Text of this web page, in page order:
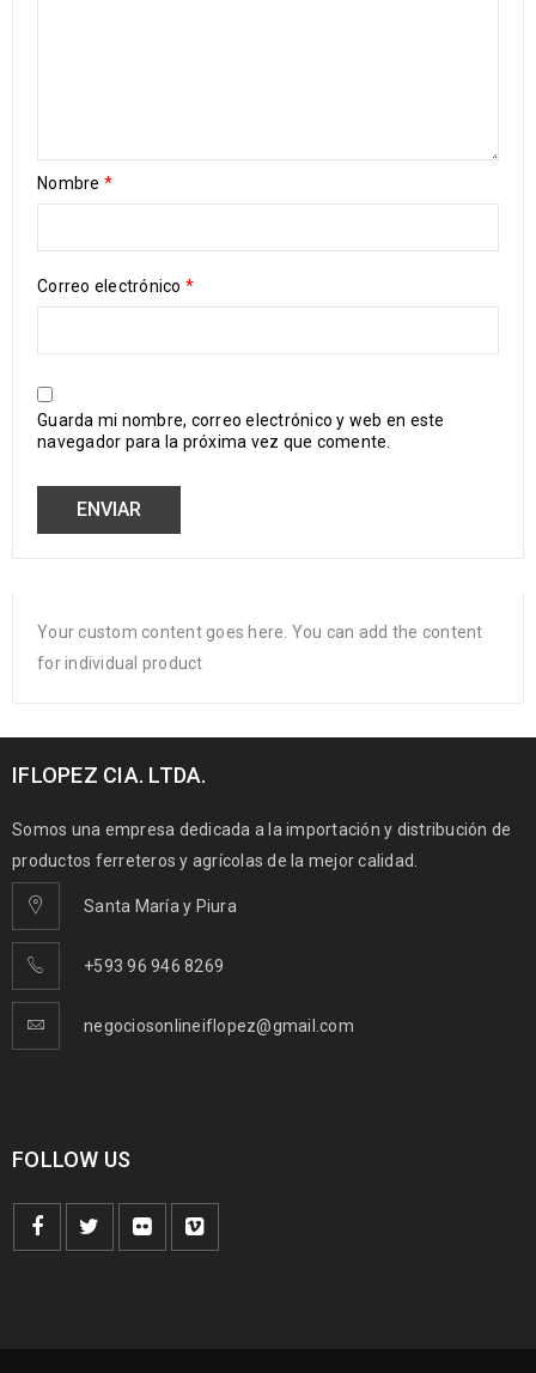
Nombre *
Correo electrónico *
Guarda mi nombre, correo electrónico y web en este
navegador para la próxima vez que comente.
Your custom content goes here. You can add the content
for individual product
IFLOPEZ CIA. LTDA.
Somos una empresa dedicada a la importación y distribución de
productos ferreteros y agrícolas de la mejor calidad.
Santa María y Piura
+593 96 946 8269
negociosonlineiflopez@gmail.com
FOLLOW US